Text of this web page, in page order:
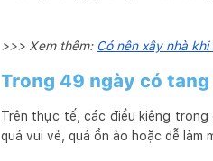
>>> Xem thêm: Có nên xây nhà
Trong 49 ngày có
Trên thực tế, các điều kiêng trong
quá vui vẻ, quá ồn ào hoặc dễ làm